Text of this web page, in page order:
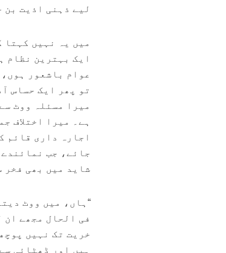
لیے ذہنی اذیت بن
میں یہ نہیں
ایک بہترین نظام
عوام باشعور
تو پھر ایک حساس
میرا مسئلہ ووٹ
ہے۔ میرا اختلاف
اجارہ داری قائم
جائے، جب
شاید میں بھی فخر
“ہاں، میں ووٹ
فی الحال مجھے ان
خریت تک نہیں
ہیں اور ڈھٹائی